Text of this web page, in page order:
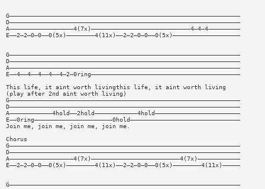
G—————————————————————————————————————————————————————————————————
D—————————————————————————————————————————————————————————————————
A——————————————————4(7x)————————————————————————————4—4—4—————————
E——2—2—0—0——0(5x)————————4(11x)——2—2—0—0——0(5x)———————————————————
G—————————————————————————————————————————————————————————————————
D—————————————————————————————————————————————————————————————————
A—————————————————————————————————————————————————————————————————
E——4——4——4——4——4—2—0ring——————————————————————————————————————————
This life, it aint worth livingthis life, it aint worth living
(play after 2nd aint worth living)
G—————————————————————————————————————————————————————————————————
D—————————————————————————————————————————————————————————————————
A————————————4hold——2hold————————————4hold————————————————————————
E——0ring——————————————————————0hold———————————————————————————————
Join me, join me, join me, join me.
Chorus
G—————————————————————————————————————————————————————————————————
D—————————————————————————————————————————————————————————————————
A——————————————————4(7x)—————————————————————————4(7x)————————————
E——2—2—0—0——0(5x)————————4(11x)——2—2—0—0——0(5x)————————4(11x)—————
G—————————————————————————————————————————————————————————————————